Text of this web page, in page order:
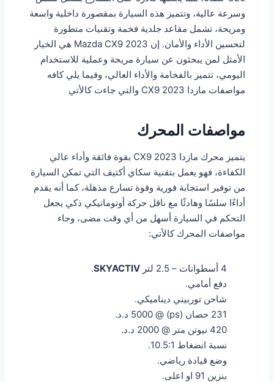
وسرعة عالية، وتتميز هذه السيارة بمقصورة داخلية واسعة
ومريحة، تشمل مقاعد جلدية فخمة وتقنيات متطورة
لتحسين الأداء والأمان. إن Mazda CX9 2023 هي الخيار
الأمثل لمن يبحثون عن سيارة مريحة وعملية للاستخدام
اليومي، تتميز بالفخامة والأداء العالي، وفيما يلي كافه
مواصفات مازدا CX9 2023 والتي جاءت كالأتي
مواصفات المحرك
يتميز محرك مازدا CX9 2023 بقوة فائقة وأداء عالي
الكفاءة، فهو يعمل بتقنية سكاي أكتيف التي تمكن السيارة
من توفير استجابة فورية وقوة تسارع مذهلة، كما أنه يقدم
أداءًا سلسًا وهادئًا مع ناقل حركة أوتوماتيكي ذكي يجعل
التحكم في السيارة أسهل من أي وقت مضى، وجاء
مواصفات المحرك كالأتي:
4 أسطوانات – 2.5 لتر SKYACTIV
.
دفع أمامي.
شاحن توربيني ديناميكي.
231 حصان (ps) @ 5000 د.د.
420 نيوتن متر @ 2000 د.د.
نسبة انضغاط 10.5:1.
وضع قيادة رياضي.
بنزين 91 او اعلى.